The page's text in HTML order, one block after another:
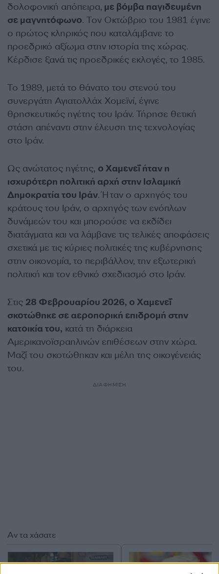
δολοφονική απόπειρα, με βόμβα παγιδευμένη
σε μαγνητόφωνο. Τον Οκτώβριο του 1981 έγινε
ο πρώτος κληρικός που καταλάμβανε το
προεδρικό αξίωμα στην ιστορία της χώρας.
Κέρδισε ξανά τις προεδρικές εκλογές, το 1985.
Το 1989, μετά το θάνατο του στενού του
συνεργάτη Αγιατολλάχ Χομεϊνί, έγινε
θρησκευτικός ηγέτης του Ιράν. Τήρησε θετική
στάση απέναντι στην έλευση της τεχνολογίας
στο Ιράν.
Ως ανώτατος ηγέτης, ο Χαμενεΐ ήταν η
ισχυρότερη πολιτική αρχή στην Ισλαμική
Δημοκρατία του Ιράν. Ήταν ο αρχηγός του
κράτους του Ιράν, ο αρχηγός των ενόπλων
δυνάμεών του και μπορούσε να εκδίδει
διατάγματα και να λάμβανε τις τελικές αποφάσεις
σχετικά με τις κύριες πολιτικές της κυβέρνησης
στην οικονομία, το περιβάλλον, την εξωτερική
πολιτική και τον εθνικό σχεδιασμό στο Ιράν.
Στις 28 Φεβρουαρίου 2026, ο Χαμενεΐ
σκοτώθηκε σε αεροπορική επιδρομή στην
κατοικία του, κατά τη διάρκεια
Αμερικανοϊσραηλινών επιθέσεων στην χώρα.
Μαζί του σκοτώθηκαν και μέλη της οικογένειάς
του.
ΔΙΑΦΗΜΙΣΗ
Αν τα χάσατε